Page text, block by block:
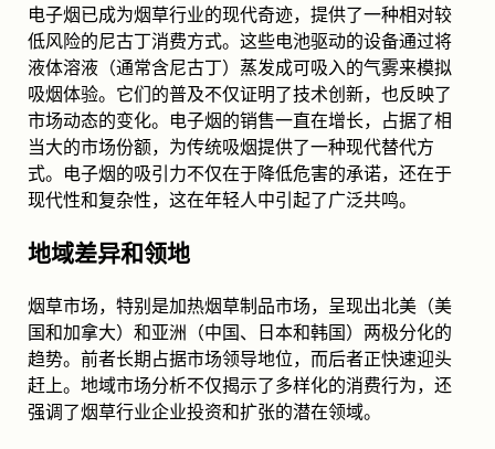
电子烟已成为烟草行业的现代奇迹，提供了一种相对较
低风险的尼古丁消费方式。这些电池驱动的设备通过将
液体溶液（通常含尼古丁）蒸发成可吸入的气雾来模拟
吸烟体验。它们的普及不仅证明了技术创新，也反映了
市场动态的变化。电子烟的销售一直在增长，占据了相
当大的市场份额，为传统吸烟提供了一种现代替代方
式。电子烟的吸引力不仅在于降低危害的承诺，还在于
现代性和复杂性，这在年轻人中引起了广泛共鸣。
地域差异和领地
烟草市场，特别是加热烟草制品市场，呈现出北美（美
国和加拿大）和亚洲（中国、日本和韩国）两极分化的
趋势。前者长期占据市场领导地位，而后者正快速迎头
赶上。地域市场分析不仅揭示了多样化的消费行为，还
强调了烟草行业企业投资和扩张的潜在领域。